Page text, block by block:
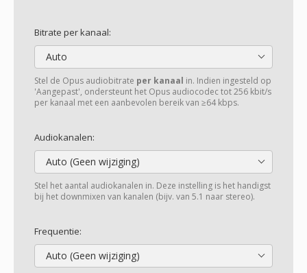
Bitrate per kanaal:
Auto
Stel de Opus audiobitrate per kanaal in. Indien ingesteld op
'Aangepast', ondersteunt het Opus audiocodec tot 256 kbit/s
per kanaal met een aanbevolen bereik van ≥64 kbps.
Audiokanalen:
Auto (Geen wijziging)
Stel het aantal audiokanalen in. Deze instelling is het handigst
bij het downmixen van kanalen (bijv. van 5.1 naar stereo).
Frequentie:
Auto (Geen wijziging)